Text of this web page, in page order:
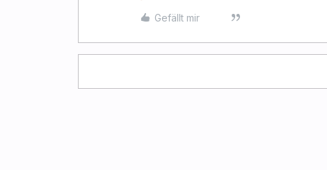
Gefällt mir